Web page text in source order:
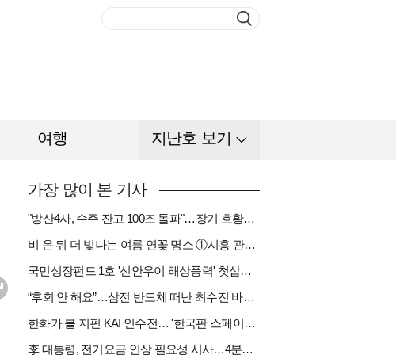
여행 지난호 보기
가장 많이 본 기사
"방산4사, 수주 잔고 100조 돌파"…장기 호황기 들어섰다[다시 나는 K방산①]
비 온 뒤 더 빛나는 여름 연꽃 명소 ①시흥 관곡지
국민성장펀드 1호 '신안우이 해상풍력' 첫삽…바람소득 시동[하반기 에너지②]
“후회 안 해요”…삼전 반도체 떠난 최수진 바텐더의 ‘피어오름’[피플]
한화가 불 지핀 KAI 인수전… '한국판 스페이스X' 탄생 촉각[다시 나는 K방산③]
李 대통령, 전기요금 인상 필요성 시사…4분기엔 오를까